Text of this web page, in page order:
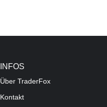
INFOS
Über TraderFox
Kontakt